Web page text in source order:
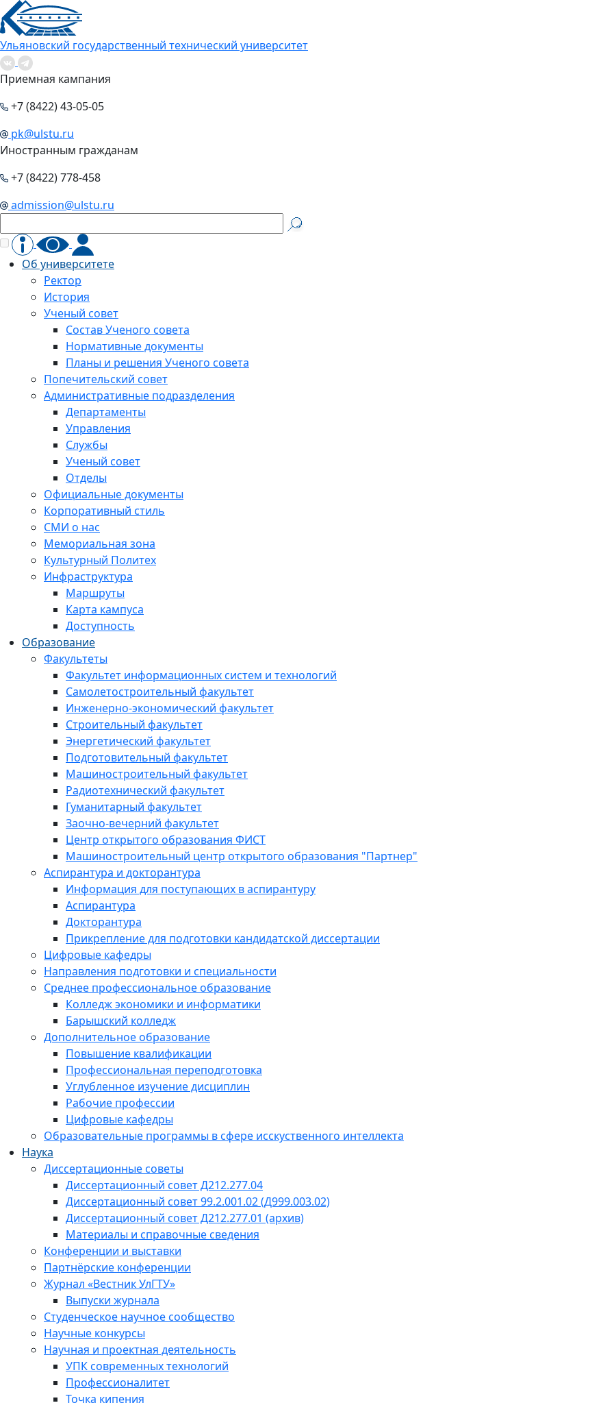
Ульяновский государственный технический университет
Приемная кампания
+7 (8422) 43-05-05
pk@ulstu.ru
Иностранным гражданам
+7 (8422) 778-458
admission@ulstu.ru
Об университете
Ректор
История
Ученый совет
Состав Ученого совета
Нормативные документы
Планы и решения Ученого совета
Попечительский совет
Административные подразделения
Департаменты
Управления
Службы
Ученый совет
Отделы
Официальные документы
Корпоративный стиль
СМИ о нас
Мемориальная зона
Культурный Политех
Инфраструктура
Маршруты
Карта кампуса
Доступность
Образование
Факультеты
Факультет информационных систем и технологий
Самолетостроительный факультет
Инженерно-экономический факультет
Строительный факультет
Энергетический факультет
Подготовительный факультет
Машиностроительный факультет
Радиотехнический факультет
Гуманитарный факультет
Заочно-вечерний факультет
Центр открытого образования ФИСТ
Машиностроительный центр открытого образования "Партнер"
Аспирантура и докторантура
Информация для поступающих в аспирантуру
Аспирантура
Докторантура
Прикрепление для подготовки кандидатской диссертации
Цифровые кафедры
Направления подготовки и специальности
Среднее профессиональное образование
Колледж экономики и информатики
Барышский колледж
Дополнительное образование
Повышение квалификации
Профессиональная переподготовка
Углубленное изучение дисциплин
Рабочие профессии
Цифровые кафедры
Образовательные программы в сфере исскуственного интеллекта
Наука
Диссертационные советы
Диссертационный совет Д212.277.04
Диссертационный совет 99.2.001.02 (Д999.003.02)
Диссертационный совет Д212.277.01 (архив)
Материалы и справочные сведения
Конференции и выставки
Партнёрские конференции
Журнал «Вестник УлГТУ»
Выпуски журнала
Студенческое научное сообщество
Научные конкурсы
Научная и проектная деятельность
УПК современных технологий
Профессионалитет
Точка кипения